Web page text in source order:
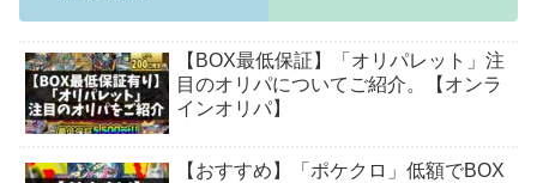
【BOX最低保証】「オリパレット」注
目のオリパについてご紹介。【オンラ
インオリパ】
【おすすめ】「ポケクロ」低額でBOX